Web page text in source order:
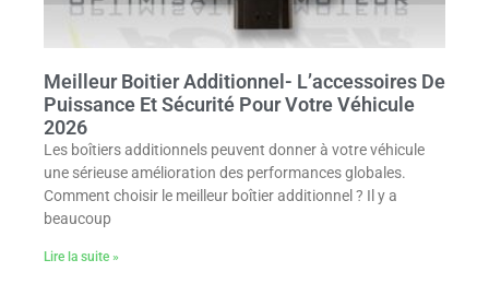
Meilleur Boitier Additionnel- L’accessoires De
Puissance Et Sécurité Pour Votre Véhicule
2026
Les boîtiers additionnels peuvent donner à votre véhicule
une sérieuse amélioration des performances globales.
Comment choisir le meilleur boîtier additionnel ? Il y a
beaucoup
Lire la suite »